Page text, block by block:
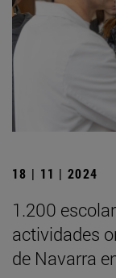
18 | 11 | 2024
1.200
actividades
de Navarra